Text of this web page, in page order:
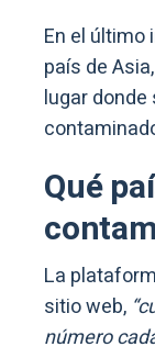
En el último
país de
lugar
Qué
La
sitio web,
número